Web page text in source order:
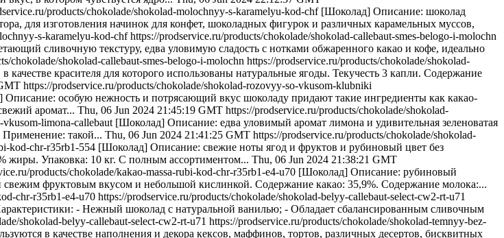
products/chokolade/shokolad-molochnyy-s-karamelyu-kod-chf [Шоколад] Описание: шоколад
для изготовления начинок для конфет, шоколадных фигурок и различных карамельных муссов,
s-karamelyu-kod-chf https://prodservice.ru/products/chokolade/shokolad-callebaut-smes-belogo-i-molochn
сливочную текстуру, едва уловимую сладость с нотками обжаренного какао и кофе, идеально
chokolade/shokolad-callebaut-smes-belogo-i-molochn https://prodservice.ru/products/chokolade/shokolad-
красителя для которого использованы натуральные ягоды. Текучесть 3 капли. Содержание
https://prodservice.ru/products/chokolade/shokolad-rozovyy-so-vkusom-klubniki
особую нежность и потрясающий вкус шоколаду придают такие ингредиенты как какао-
аромат... Thu, 06 Jun 2024 21:45:19 GMT https://prodservice.ru/products/chokolade/shokolad-
vkusom-limona-callebaut [Шоколад] Описание: едва уловимый аромат лимона и удивительная зеленоватая
такой... Thu, 06 Jun 2024 21:41:25 GMT https://prodservice.ru/products/chokolade/shokolad-
kod-chr-r35rb1-554 [Шоколад] Описание: свежие ноты ягод и фруктов и рубиновый цвет без
жиры. Упаковка: 10 кг. С полным ассортиментом... Thu, 06 Jun 2024 21:38:21 GMT
products/chokolade/kakao-massa-rubi-kod-chr-r35rb1-e4-u70 [Шоколад] Описание: рубиновый
фруктовым вкусом и небольшой кислинкой. Содержание какао: 35,9%. Содержание молока:...
chr-r35rb1-e4-u70 https://prodservice.ru/products/chokolade/shokolad-belyy-callebaut-select-cw2-rt-u71
- Нежный шоколад с натуральной ванилью; - Обладает сбалансированным сливочным
shokolad-belyy-callebaut-select-cw2-rt-u71 https://prodservice.ru/products/chokolade/shokolad-temnyy-bez-
в качестве наполнения и декора кексов, маффинов, тортов, различных десертов, бисквитных